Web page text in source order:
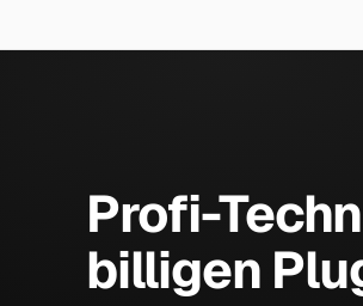
Profi-
billigen